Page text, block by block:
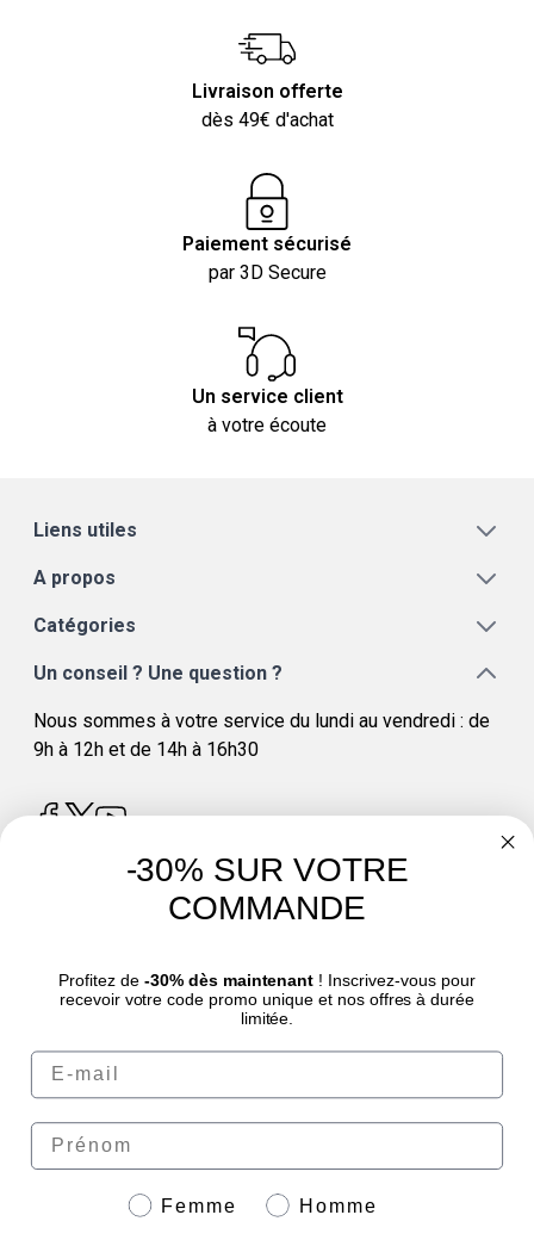
Livraison offerte
dès 49€ d'achat
Paiement sécurisé
par 3D Secure
Un service client
à votre écoute
Liens utiles
A propos
Catégories
Un conseil ? Une question ?
Nous sommes à votre service du lundi au vendredi : de
9h à 12h et de 14h à 16h30
4.8/ 5
© Sport Nutrition Center 2026 | Paiement sécurisé | *Norme AFNOR NF EN 17444.
Voir fiche produit.
eafit.com|granions.fr|punch-power.com
Paiement sécurisé avec
-30% SUR VOTRE
COMMANDE
Profitez de -30% dès maintenant ! Inscrivez-vous pour
recevoir votre code promo unique et nos offres à durée
limitée.
Email
Prénom
GenreFemme Homme